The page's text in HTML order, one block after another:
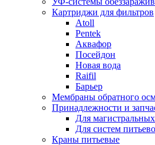
Картриджи для фильтров
Atoll
Pentek
Аквафор
Посейдон
Новая вода
Raifil
Барьер
Мембраны обратного
Принадлежности и
Для
Для систем
Краны питьевые